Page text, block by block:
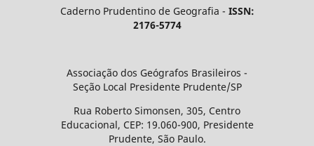
Caderno Prudentino de Geografia - ISSN:
2176-5774
Associação dos Geógrafos Brasileiros -
Seção Local Presidente Prudente/SP
Rua Roberto Simonsen, 305, Centro
Educacional, CEP: 19.060-900, Presidente
Prudente, São Paulo.